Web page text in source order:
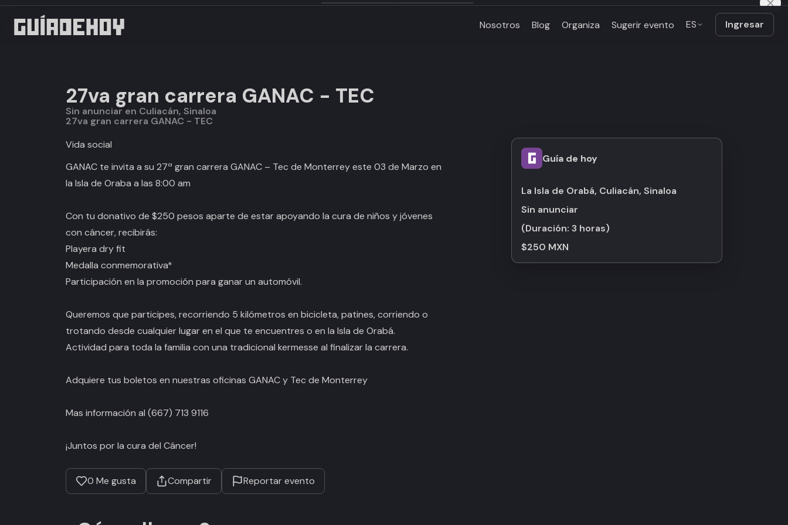
Nosotros Blog Organiza Sugerir evento ES Ingresar
27va gran carrera GANAC - TEC
Sin anunciar en Culiacán, Sinaloa
27va gran carrera GANAC - TEC
Vida social
GANAC te invita a su 27ª gran carrera GANAC – Tec de Monterrey este 03 de Marzo en
la Isla de Oraba a las 8:00 am
Con tu donativo de $250 pesos aparte de estar apoyando la cura de niños y jóvenes
con cáncer, recibirás:
Playera dry fit
Medalla conmemorativa*
Participación en la promoción para ganar un automóvil.
Queremos que participes, recorriendo 5 kilómetros en bicicleta, patines, corriendo o
trotando desde cualquier lugar en el que te encuentres o en la Isla de Orabá.
Actividad para toda la familia con una tradicional kermesse al finalizar la carrera.
Adquiere tus boletos en nuestras oficinas GANAC y Tec de Monterrey
Mas información al (667) 713 9116
¡Juntos por la cura del Cáncer!
0 Me gusta Compartir Reportar evento
Guía de hoy
La Isla de Orabá, Culiacán, Sinaloa
Sin anunciar
(Duración: 3 horas)
$250 MXN